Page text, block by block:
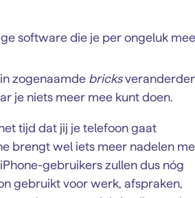
software die je per ongeluk mee
zogenaamde bricks
je niets meer mee kunt doen.
tijd dat jij je telefoon gaat
brengt wel iets meer nadelen
gebruikers zullen dus nóg
gebruikt voor werk, afspraken,